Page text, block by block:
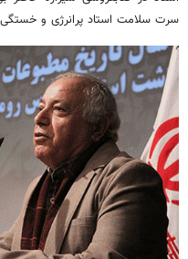
سرت سلامت استاد پرانرژی و خستگی